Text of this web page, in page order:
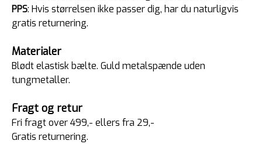
PPS: Hvis størrelsen ikke passer dig, har du naturligvis
gratis returnering.
Materialer
Blødt elastisk bælte. Guld metalspænde uden
tungmetaller.
Fragt og retur
Fri fragt over 499,- ellers fra 29,-
Gratis returnering.